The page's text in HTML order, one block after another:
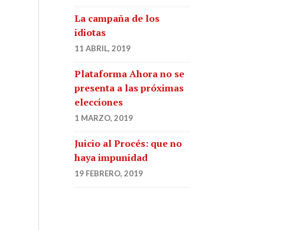
La campaña de los
idiotas
11 ABRIL, 2019
Plataforma Ahora no se
presenta a las próximas
elecciones
1 MARZO, 2019
Juicio al Procés: que no
haya impunidad
19 FEBRERO, 2019